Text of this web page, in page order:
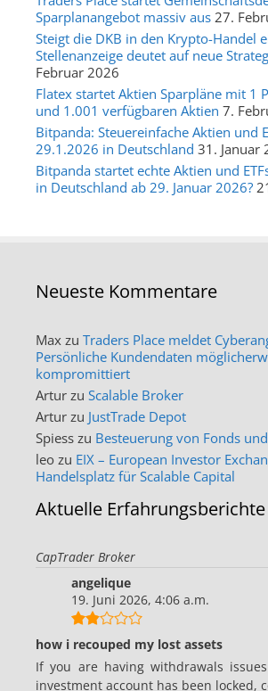
Sparplanangebot massiv aus 27.
Steigt die DKB in den Krypto-Handel
Stellenanzeige deutet auf neue
Februar 2026
Flatex startet Aktien Sparpläne mit 1
und 1.001 verfügbaren Aktien 7.
Bitpanda: Steuereinfache Aktien und
29.1.2026 in Deutschland 31. Januar
Bitpanda startet echte Aktien und
in Deutschland ab 29. Januar 2026?
Neueste Kommentare
Max zu Traders Place meldet
Persönliche Kundendaten
kompromittiert
Artur zu Scalable Broker
Artur zu JustTrade Depot
Spiess zu Besteuerung von Fonds und
leo zu EIX – European Investor
Handelsplatz für Scalable Capital
Aktuelle Erfahrungsberichte
CapTrader Broker
angelique
19. Juni 2026, 4:06 a.m.
how i recouped my lost assets
If you are having withdrawals
investment account has been locked,